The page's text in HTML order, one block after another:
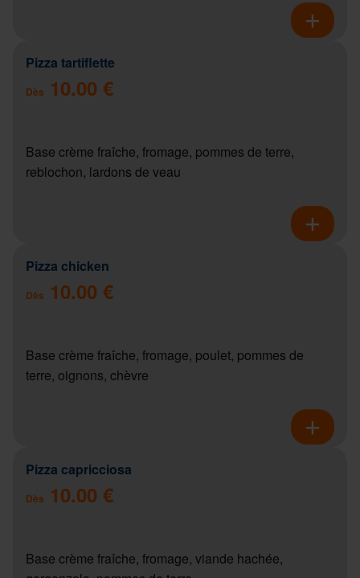
Pizza tartiflette
Dès 10.00 €
Base crème fraîche, fromage, pommes de terre,
reblochon, lardons de veau
Pizza chicken
Dès 10.00 €
Base crème fraîche, fromage, poulet, pommes de
terre, oignons, chèvre
Pizza capricciosa
Dès 10.00 €
Base crème fraîche, fromage, viande hachée,